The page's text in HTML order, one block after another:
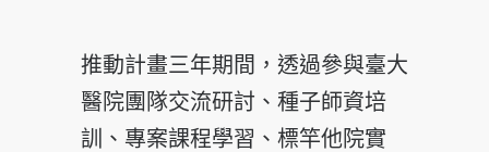
推動計畫三年期間，透過參與臺大
醫院團隊交流研討、種子師資培
訓、專案課程學習、標竿他院實